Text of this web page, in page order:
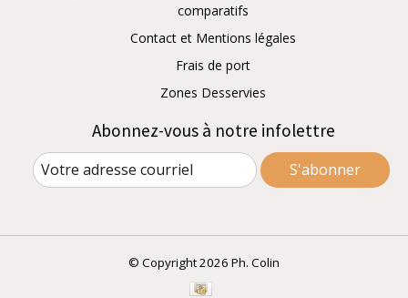
comparatifs
Contact et Mentions légales
Frais de port
Zones Desservies
Abonnez-vous à notre infolettre
S'abonner
© Copyright 2026 Ph. Colin